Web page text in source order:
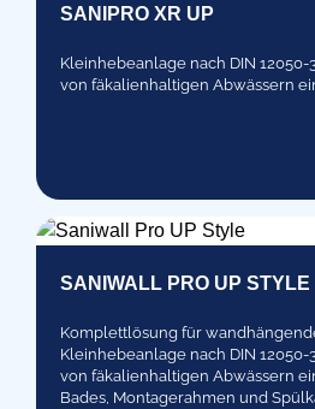
SANIPRO XR UP
Kleinhebeanlage nach DIN
von fäkalienhaltigen Abwässern
SANIWALL PRO UP STYLE
Komplettlösung für
Kleinhebeanlage nach DIN
von fäkalienhaltigen Abwässern
Bades, Montagerahmen und